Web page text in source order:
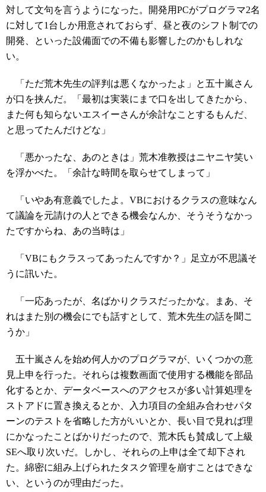
対して文句を言うようになった。開発用PCがプログラマ2名
に対して1台しか用意されておらず、昼と夜のシフト制での
開発、といった設備面での不備も影響したのかもしれな
い。
「ただ荒木先生の評判は悪くなかったよ」と五十嵐さん
が口を挟んだ。「最初は実装にまで口を出してきたから、
また何も知らないエスイーさんが余計なことするもんだ、
と思ってたんだけどな」
「悪かったな、あのときは」荒木准教授はニヤニヤ笑い
を浮かべた。「余計な時間を取らせてしまって」
「いやあ有意義でしたよ。VBにおけるクラスの意味なん
て議論を元請けの人とできる機会なんか、そうそうなかっ
たですからね、あの当時は」
「VBにもクラスってあったんですか？」足立が不思議そ
うに訊いた。
「一応あったが、名ばかりクラスだったかな。まあ、そ
れはまた別の機会にでも話すとして、荒木先生の話を聞こ
うか」
五十嵐さんを始め何人かのプログラマが、いくつかの意
見上申を行った。それらは複数画面で使用する機能を部品
化するとか、データベースへのアクセスが多い計算処理を
ストアドに置き換えるとか、入力項目の全組み合わせパタ
ーンのテストを省略した方がいいとか、長い目で見れば理
にかなったことばかりだったので、荒木氏も賛成して上級
SEへ取り次いだ。しかし、それらの上申は全て却下され
た。綿密に組み上げられたタスク管理を崩すことはできな
い、というのが理由だった。